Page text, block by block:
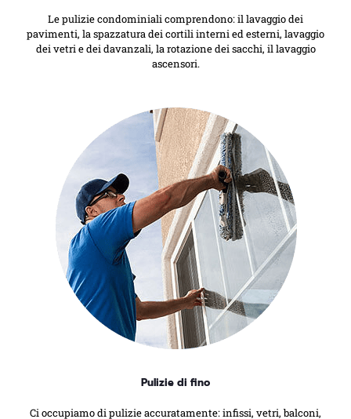
Le pulizie condominiali comprendono: il lavaggio dei
pavimenti, la spazzatura dei cortili interni ed esterni, lavaggio
dei vetri e dei davanzali, la rotazione dei sacchi, il lavaggio
ascensori.
Pulizie di fino
Ci occupiamo di pulizie accuratamente: infissi, vetri, balconi,